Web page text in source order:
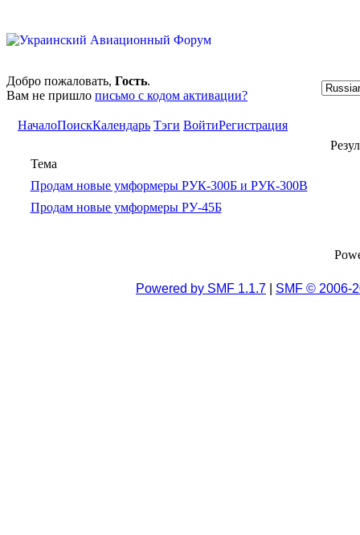
Добро пожаловать, Гость.
Вам не пришло письмо с кодом активации?
НачалоПоискКалендарь Тэги ВойтиРегистрация
Тема
Продам новые умформеры РУК-300Б и РУК-300В
Продам новые умформеры РУ-45Б
Powered by SMF 1.1.7 SMF © 2006-